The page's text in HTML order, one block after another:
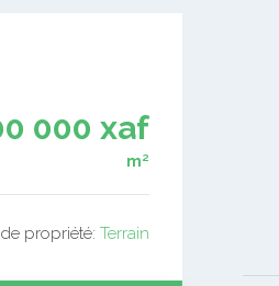
000 xaf
m²
propriété: Terrain